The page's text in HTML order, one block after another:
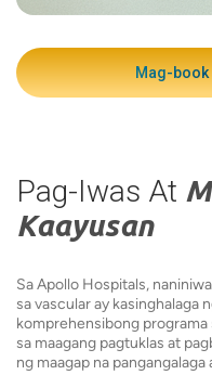
Mag-book
Pag-Iwas At
Kaayusan
Sa Apollo Hospitals,
sa vascular ay kasinghalaga
komprehensibong programa
sa maagang pagtuklas at
ng maagap na